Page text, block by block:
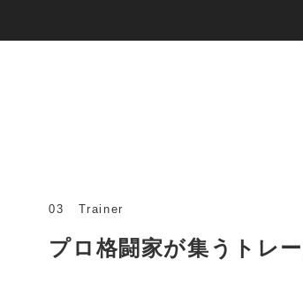
03 Trainer
プロ格闘家が集うトレ